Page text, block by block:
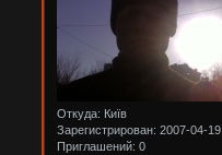
Откуда: Київ
Зарегистрирован: 2007-04-19
Приглашений: 0